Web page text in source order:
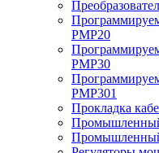
PMP20
PMP30
PMP301
Прокладка